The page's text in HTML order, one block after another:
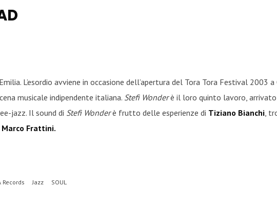
L’esordio avviene in occasione dell’apertura del Tora Tora Festival 2003
musicale indipendente italiana. Stefi Wonderè il loro quinto lavoro,
jazz. Il sound di Stefi Wonderè frutto delle esperienze di Tiziano Bianchi,
Marco Frattini.
Records Jazz SOUL